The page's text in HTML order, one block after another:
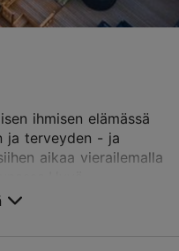
ihmisen elämässä
ja terveyden - ja
aikaa vierailemalla